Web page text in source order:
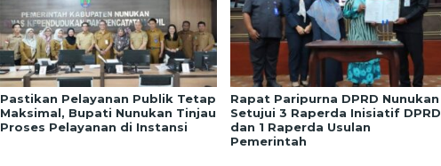
Pastikan Pelayanan Publik Tetap
Maksimal, Bupati Nunukan Tinjau
Proses Pelayanan di Instansi
Rapat Paripurna DPRD Nunukan
Setujui 3 Raperda Inisiatif DPRD
dan 1 Raperda Usulan
Pemerintah